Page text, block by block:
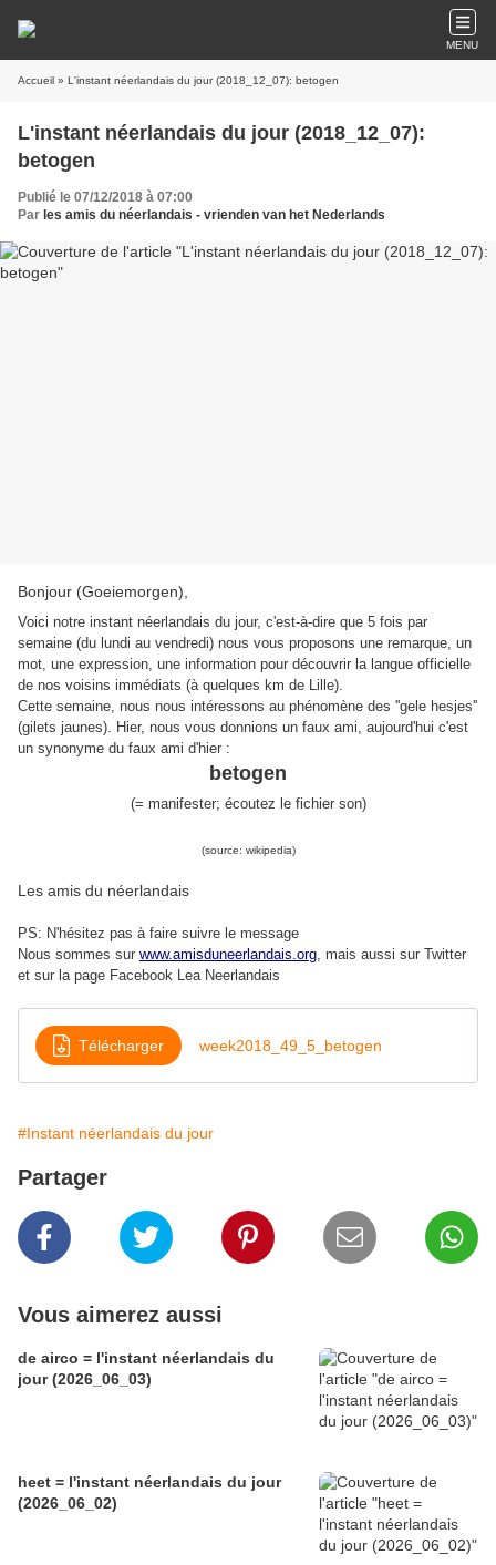
MENU
Accueil » L'instant néerlandais du jour (2018_12_07): betogen
L'instant néerlandais du jour (2018_12_07):
betogen
Publié le 07/12/2018 à 07:00
Par les amis du néerlandais - vrienden van het Nederlands
Bonjour (Goeiemorgen),
Voici notre instant néerlandais du jour, c'est-à-dire que 5 fois par
semaine (du lundi au vendredi) nous vous proposons une remarque, un
mot, une expression, une information pour découvrir la langue officielle
de nos voisins immédiats (à quelques km de Lille).
Cette semaine, nous nous intéressons au phénomène des ''gele hesjes''
(gilets jaunes). Hier, nous vous donnions un faux ami, aujourd'hui c'est
un synonyme du faux ami d'hier :
betogen
(= manifester; écoutez le fichier son)
(source: wikipedia)
Les amis du néerlandais
PS: N'hésitez pas à faire suivre le message
Nous sommes sur www.amisduneerlandais.org, mais aussi sur Twitter
et sur la page Facebook Lea Neerlandais
Télécharger week2018_49_5_betogen
#Instant néerlandais du jour
Partager
Vous aimerez aussi
de airco = l'instant néerlandais du
jour (2026_06_03)
heet = l'instant néerlandais du jour
(2026_06_02)